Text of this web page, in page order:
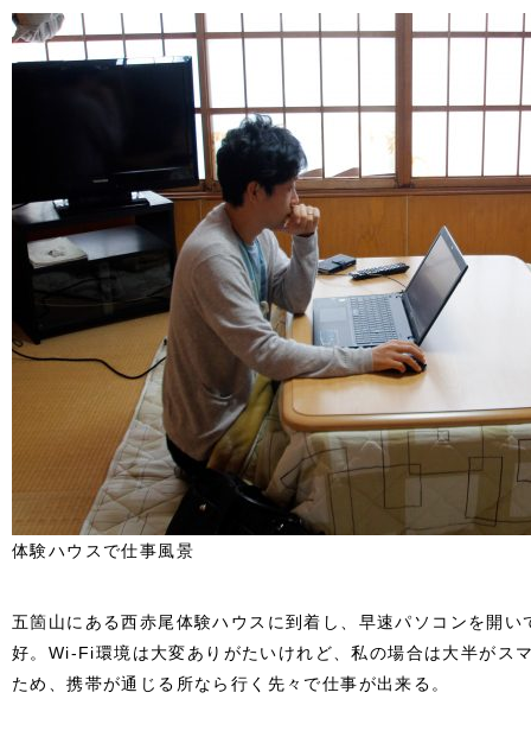
体験ハウスで仕事風景
五箇山にある西赤尾体験ハウスに到着し、早速パソコンを開
好。Wi-Fi環境は大変ありがたいけれど、私の場合は大半がス
ため、携帯が通じる所なら行く先々で仕事が出来る。